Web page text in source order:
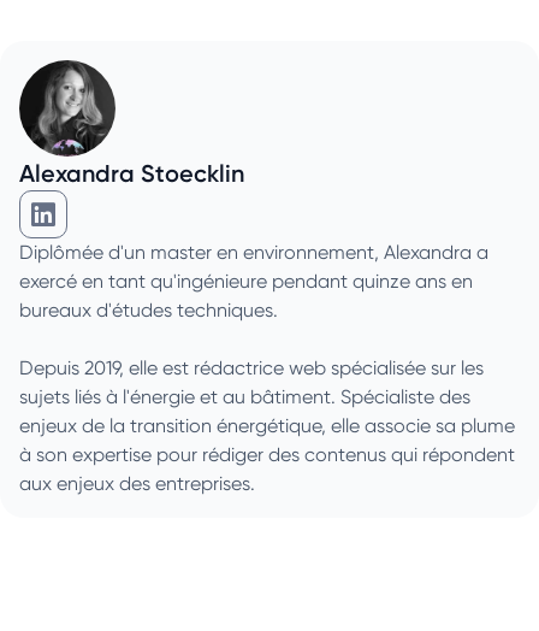
Alexandra Stoecklin
Alexandra Stoecklin sur Linkedin
Diplômée d'un master en environnement, Alexandra a
exercé en tant qu'ingénieure pendant quinze ans en
bureaux d'études techniques.
Depuis 2019, elle est rédactrice web spécialisée sur les
sujets liés à l'énergie et au bâtiment. Spécialiste des
enjeux de la transition énergétique, elle associe sa plume
à son expertise pour rédiger des contenus qui répondent
aux enjeux des entreprises.